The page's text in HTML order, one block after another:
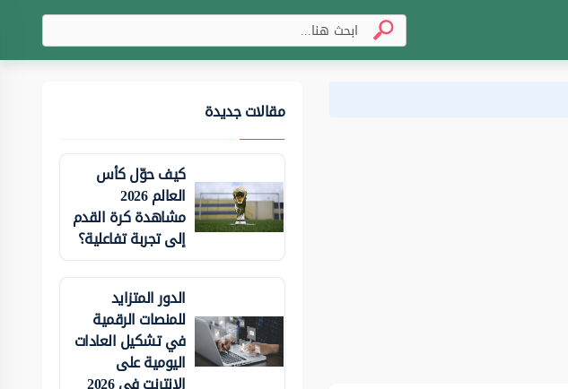
مقالات جديدة
كيف حوّل كأس
العالم 2026
مشاهدة كرة القدم
إلى تجربة تفاعلية؟
الدور المتزايد
للمنصات الرقمية
في تشكيل العادات
اليومية على